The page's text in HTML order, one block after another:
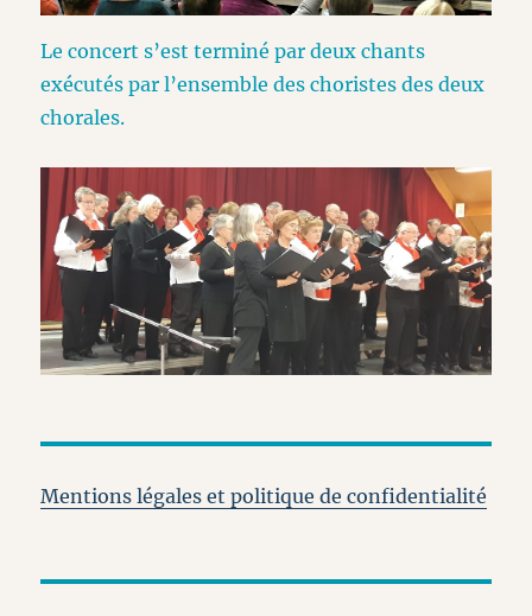
Le concert s’est terminé par deux chants
exécutés par l’ensemble des choristes des deux
chorales.
Mentions légales et politique de confidentialité